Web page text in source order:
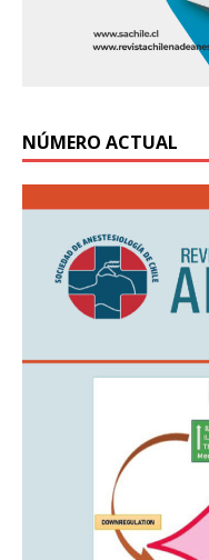
NÚMERO ACTUAL